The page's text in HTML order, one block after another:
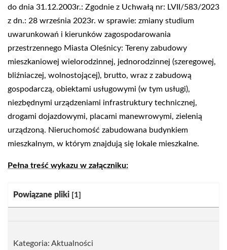
do dnia 31.12.2003r.: Zgodnie z Uchwałą nr: LVII/583/2023
z dn.: 28 września 2023r. w sprawie: zmiany studium
uwarunkowań i kierunków zagospodarowania
przestrzennego Miasta Oleśnicy: Tereny zabudowy
mieszkaniowej wielorodzinnej, jednorodzinnej (szeregowej,
bliźniaczej, wolnostojącej), brutto, wraz z zabudową
gospodarczą, obiektami usługowymi (w tym usługi),
niezbędnymi urządzeniami infrastruktury technicznej,
drogami dojazdowymi, placami manewrowymi, zielenią
urządzoną. Nieruchomość zabudowana budynkiem
mieszkalnym, w którym znajdują się lokale mieszkalne.
Pełna treść wykazu w załączniku:
Kategoria:
Powiązane pliki [1]
Kategoria: Aktualności